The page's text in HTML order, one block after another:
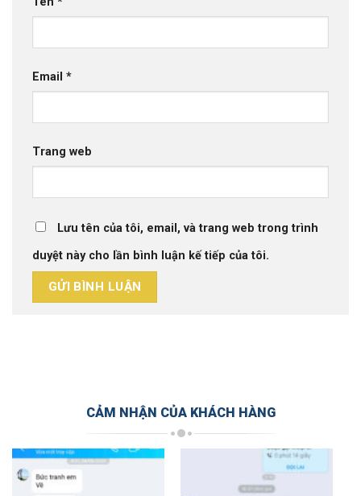
Email *
Trang web
Lưu tên của tôi, email, và trang web trong trình
duyệt này cho lần bình luận kế tiếp của tôi.
CẢM NHẬN CỦA KHÁCH HÀNG